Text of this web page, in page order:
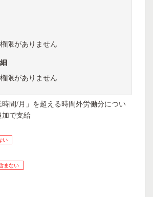
限がありません
限がありません
間/月」を超える時間外労働分につい
で支給
い
まない